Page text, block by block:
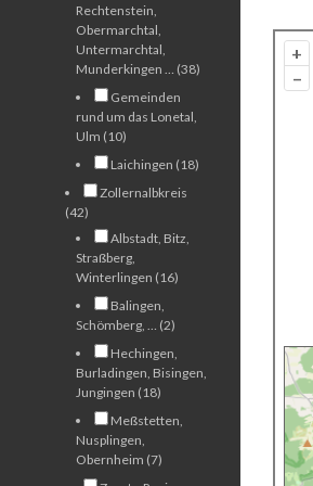
+
–
Rechtenstein,
Obermarchtal,
Untermarchtal,
Munderkingen … (38)
Gemeinden
rund um das Lonetal,
Ulm (10)
Laichingen (18)
Zollernalbkreis
(42)
Albstadt, Bitz,
Straßberg,
Winterlingen (16)
Balingen,
Schömberg, … (2)
Hechingen,
Burladingen, Bisingen,
Jungingen (18)
Meßstetten,
Nusplingen,
Obernheim (7)